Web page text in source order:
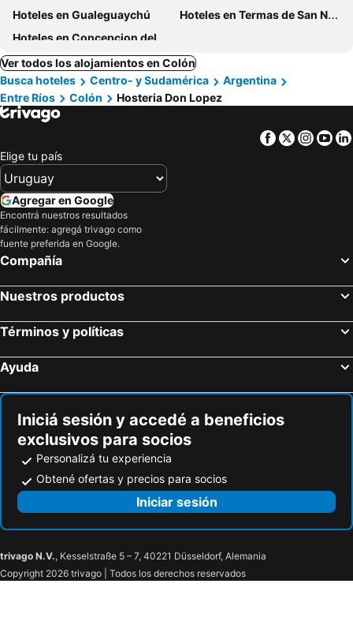
Hoteles en Gualeguaychú
Hoteles en Termas de San Nicanor
Hoteles en Concepcion del Uruguay
Ver todos los alojamientos en Colón
Busca hoteles
Centro- y Sudamérica
Argentina
Entre Ríos
Colón Hosteria Don Lopez
Facebook
Twitter
Elige tu país
Agregar en Google
Encontrá nuestros resultados
fácilmente: agregá trivago como
fuente preferida en Google.
Compañía
Nuestros productos
Términos y políticas
Ayuda
Iniciá sesión y accedé a beneficios
exclusivos para socios
Personalizá tu experiencia
Obtené ofertas y precios para socios
Iniciar sesión
trivago N.V., Kesselstraße 5 – 7, 40221 Düsseldorf, Alemania
Copyright 2026 trivago | Todos los derechos reservados